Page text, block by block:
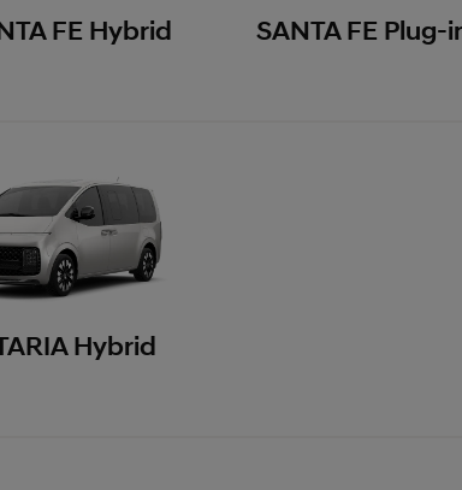
FE Hybrid SANTA FE Plug-
Hybrid